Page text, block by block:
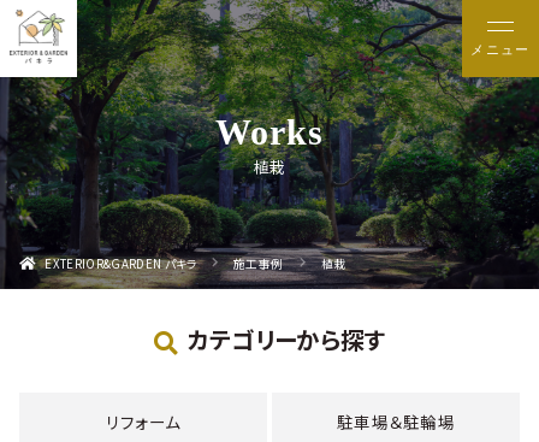
メニュー
植栽
EXTERIOR&GARDEN パキラ 施工事例 植栽
カテゴリーから探す
リフォーム 駐車場＆駐輪場